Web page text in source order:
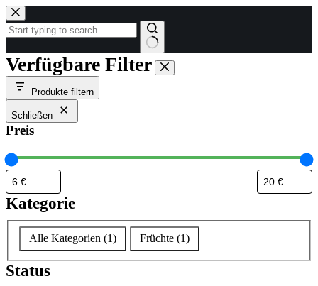
Zum
Inhalt
springen
Keine
Ergebnisse
Verfügbare Filter
Produkte filtern
Schließen
Preis
Kategorie
Kategorie
Alle Kategorien (1) Früchte (1)
Status